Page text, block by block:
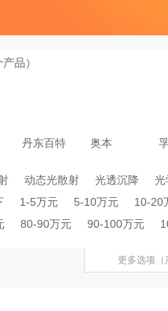
品）
丹东百特 奥本
动态光散射 光透沉降 光
1-5万元 5-10万元
10-20
80-90万元 90-100万元
更多选项